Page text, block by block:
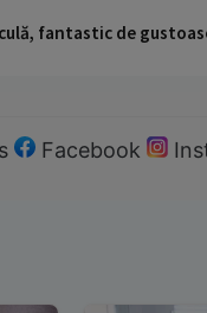
fantastic de
Facebook